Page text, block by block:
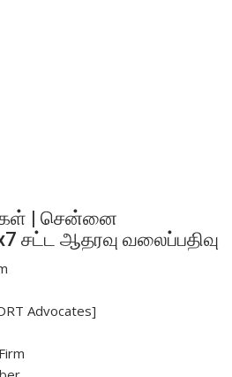
| சென்னை
சட்ட ஆதரவு வலைப்பதிவு
Advocates]